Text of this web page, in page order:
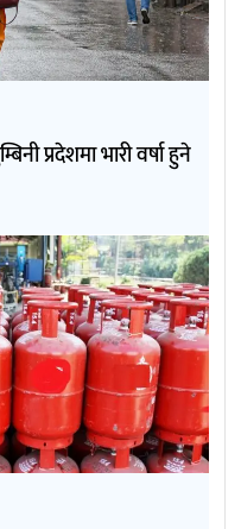
प्रदेशमा भारी वर्षा हुने